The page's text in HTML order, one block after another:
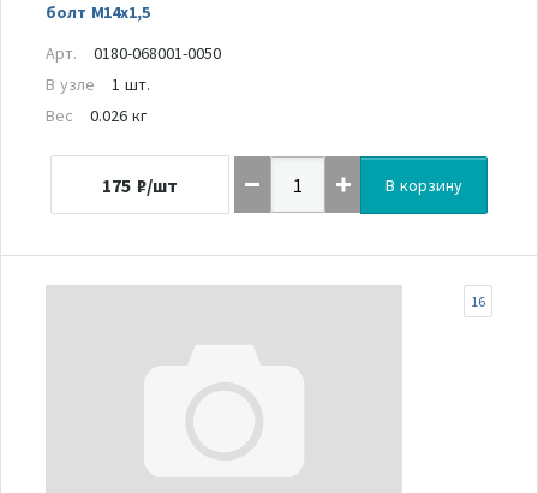
болт М14х1,5
Арт.
0180-068001-0050
В узле
1 шт.
Вес
0.026 кг
175 ₽/шт В корзину
16